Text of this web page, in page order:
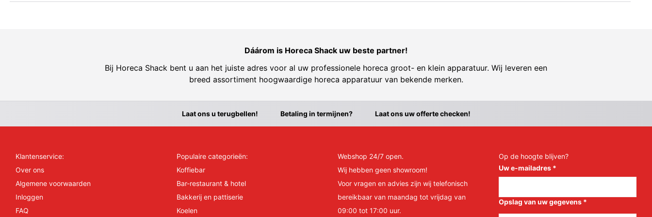
Dáárom is Horeca Shack uw beste partner!
Bij Horeca Shack bent u aan het juiste adres voor al uw professionele horeca groot- en klein apparatuur. Wij leveren een
breed assortiment hoogwaardige horeca apparatuur van bekende merken.
Laat ons u terugbellen! Betaling in termijnen? Laat ons uw offerte checken!
Klantenservice:
Over ons
Algemene voorwaarden
Inloggen
FAQ
Populaire categorieën:
Koffiebar
Bar-restaurant & hotel
Bakkerij en pattiserie
Koelen
Webshop 24/7 open.
Wij hebben geen showroom!
Voor vragen en advies zijn wij telefonisch
bereikbaar van maandag tot vrijdag van
09:00 tot 17:00 uur.
Op de hoogte blijven?
Uw e-mailadres *
Opslag van uw gegevens *